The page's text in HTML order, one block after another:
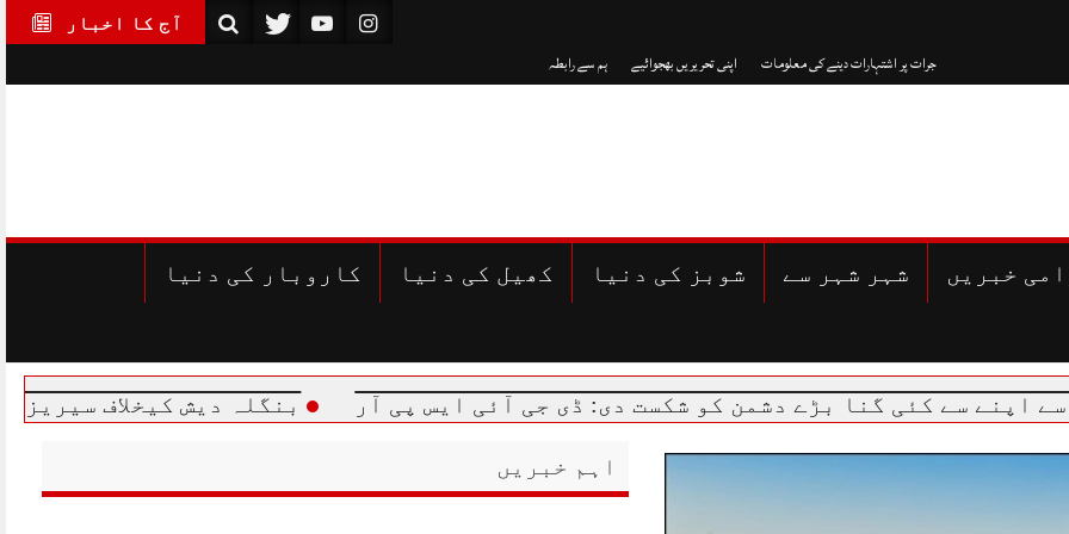
آج کا اخبار
جرات پر اشتہارات دینے کی معلومات اپنی تحریریں بھجوائیے ہم سے رابطہ
خبریں شہر شہر سے شوبز کی دنیا کھیل کی دنیا کاروبار کی دنیا
کئی گنا بڑے دشمن کو شکست دی: ڈی جی آئی ایس پی آر بنگلہ دیش کیخلاف سیریز سے
اہم خبریں